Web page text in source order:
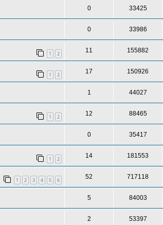
0 33425
0 33986
1 2
11 155882
1 2
17 150926
1 44027
1 2
12 88465
0 35417
1 2
14 181553
1 2 3 4 5 6
52 717118
5 84003
2 53397